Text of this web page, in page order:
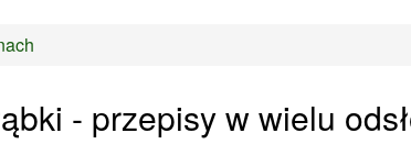
- przepisy w wielu